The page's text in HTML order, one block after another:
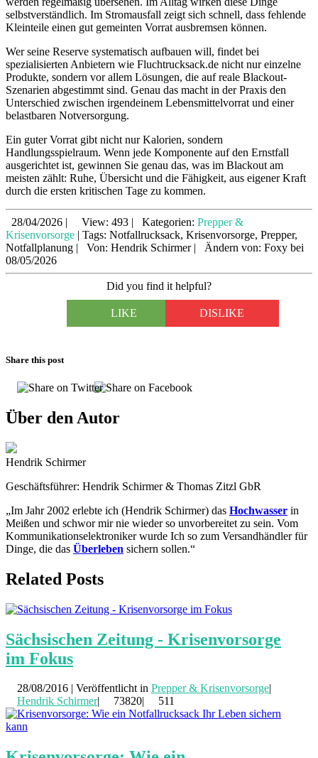
selbstverständlich. Im Stromausfall zeigt sich schnell, dass fehlende
Kleinteile einen gut gemeinten Vorrat ausbremsen können.
Wer seine Reserve systematisch aufbauen will, findet bei
spezialisierten Anbietern wie Fluchtrucksack.de nicht nur einzelne
Produkte, sondern vor allem Lösungen, die auf reale Blackout-
Szenarien abgestimmt sind. Genau das macht in der Praxis den
Unterschied zwischen irgendeinem Lebensmittelvorrat und einer
belastbaren Notversorgung.
Ein guter Vorrat gibt nicht nur Kalorien, sondern
Handlungsspielraum. Wenn jede Komponente auf den Ernstfall
ausgerichtet ist, gewinnen Sie genau das, was im Blackout am
meisten zählt: Ruhe, Übersicht und die Fähigkeit, aus eigener Kraft
durch die ersten kritischen Tage zu kommen.
28/04/2026 | View: 493 | Kategorien: Prepper &
Krisenvorsorge | Tags: Notfallrucksack, Krisenvorsorge, Prepper,
Notfallplanung | Von: Hendrik Schirmer |
Ändern von: Foxy bei
08/05/2026
Did you find it helpful?
LIKE DISLIKE
Share this post
Über den Autor
Hendrik Schirmer
Geschäftsführer: Hendrik Schirmer & Thomas Zitzl GbR
„Im Jahr 2002 erlebte ich (Hendrik Schirmer) das Hochwasser in
Meißen und schwor mir nie wieder so unvorbereitet zu sein. Vom
Kommunikationselektroniker wurde Ich so zum Versandhändler für
Dinge, die das Überleben sichern sollen.“
Related Posts
Sächsischen Zeitung - Krisenvorsorge
im Fokus
28/08/2016 | Veröffentlicht in Prepper & Krisenvorsorge|
Hendrik Schirmer| 73820| 511